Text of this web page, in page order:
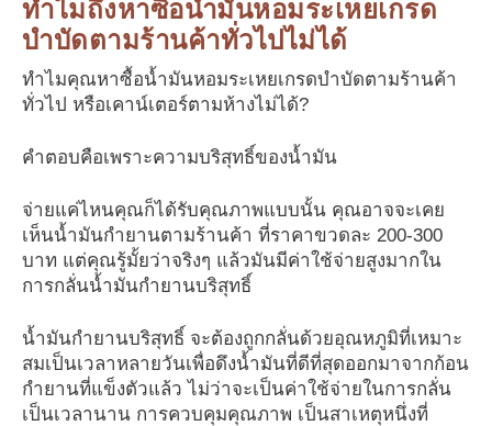
ทำไมถึงหาซื้อน้ำมันหอมระเหยเกรด
บำบัดตามร้านค้าทั่วไปไม่ได้
ทำไมคุณหาซื้อน้ำมันหอมระเหยเกรดบำบัดตามร้านค้า
ทั่วไป หรือเคาน์เตอร์ตามห้างไม่ได้?
คำตอบคือเพราะความบริสุทธิ์ของน้ำมัน
จ่ายแค่ไหนคุณก็ได้รับคุณภาพแบบนั้น คุณอาจจะเคย
เห็นน้ำมันกำยานตามร้านค้า ที่ราคาขวดละ 200-300
บาท แต่คุณรู้มั้ยว่าจริงๆ แล้วมันมีค่าใช้จ่ายสูงมากใน
การกลั่นน้ำมันกำยานบริสุทธิ์
น้ำมันกำยานบริสุทธิ์ จะต้องถูกกลั่นด้วยอุณหภูมิที่เหมาะ
สมเป็นเวลาหลายวันเพื่อดึงน้ำมันที่ดีที่สุดออกมาจากก้อน
กำยานที่แข็งตัวแล้ว ไม่ว่าจะเป็นค่าใช้จ่ายในการกลั่น
เป็นเวลานาน การควบคุมคุณภาพ เป็นสาเหตุหนึ่งที่